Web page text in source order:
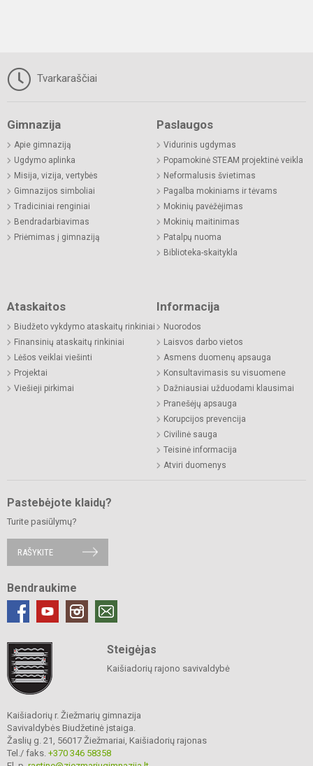
Tvarkaraščiai
Gimnazija
Apie gimnaziją
Ugdymo aplinka
Misija, vizija, vertybės
Gimnazijos simboliai
Tradiciniai renginiai
Bendradarbiavimas
Priėmimas į gimnaziją
Paslaugos
Vidurinis ugdymas
Popamokinė STEAM projektinė veikla
Neformalusis švietimas
Pagalba mokiniams ir tėvams
Mokinių pavėžėjimas
Mokinių maitinimas
Patalpų nuoma
Biblioteka-skaitykla
Ataskaitos
Biudžeto vykdymo ataskaitų rinkiniai
Finansinių ataskaitų rinkiniai
Lėšos veiklai viešinti
Projektai
Viešieji pirkimai
Informacija
Nuorodos
Laisvos darbo vietos
Asmens duomenų apsauga
Konsultavimasis su visuomene
Dažniausiai užduodami klausimai
Pranešėjų apsauga
Korupcijos prevencija
Civilinė sauga
Teisinė informacija
Atviri duomenys
Pastebėjote klaidų?
Turite pasiūlymų?
RAŠYKITE
Bendraukime
Steigėjas
Kaišiadorių rajono savivaldybė
Kaišiadorių r. Žiežmarių gimnazija
Savivaldybės Biudžetinė įstaiga.
Žaslių g. 21, 56017 Žiežmariai, Kaišiadorių rajonas
Tel./ faks. +370 346 58358